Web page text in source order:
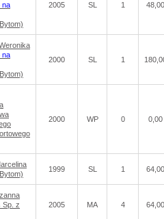
na
2005 SL 1 48,00
na
2000 SL 1
2000 WP 0 0,00
1999 SL 1 64,00
Sp. z
2005 MA 4 64,00